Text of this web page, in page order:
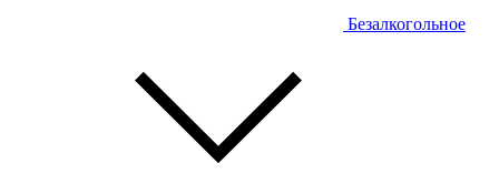
Безалкогольное